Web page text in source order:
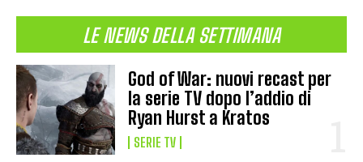
LE NEWS DELLA SETTIMANA
God of War: nuovi recast per
la serie TV dopo l’addio di
Ryan Hurst a Kratos
SERIE TV